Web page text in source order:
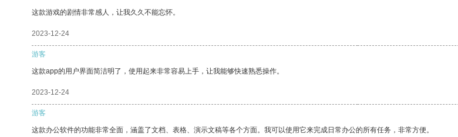
这款游戏的剧情非常感人，让我久久不能忘怀。
2023-12-24
游客
这款app的用户界面简洁明了，使用起来非常容易上手，让我能够快速熟悉操作。
2023-12-24
游客
这款办公软件的功能非常全面，涵盖了文档、表格、演示文稿等各个方面。我可以使用它来完成日常办公的所有任务，非常方便。